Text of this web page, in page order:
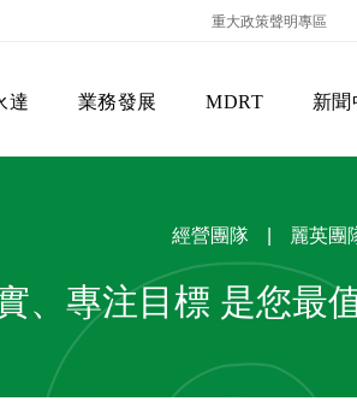
重大政策聲明專區
達 業務發展 MDRT 新聞
經營團隊 麗英團
、專注目標 是您最